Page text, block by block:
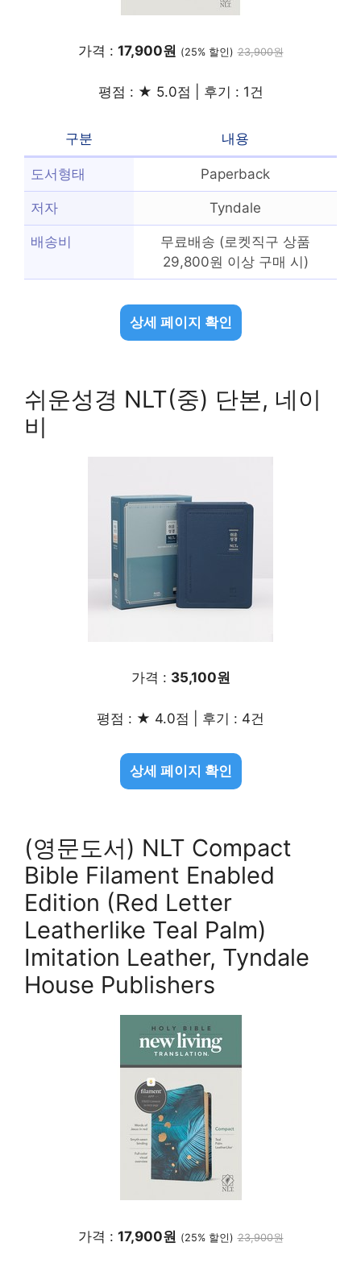
가격 : 17,900원 (25% 할인) 23,900원
평점 : ★ 5.0점 | 후기 : 1건
구분 내용
도서형태 Paperback
저자 Tyndale
배송비
무료배송 (로켓직구 상품
29,800원 이상 구매 시)
상세 페이지 확인
쉬운성경 NLT(중) 단본, 네이
비
가격 : 35,100원
평점 : ★ 4.0점 | 후기 : 4건
상세 페이지 확인
(영문도서) NLT Compact
Bible Filament Enabled
Edition (Red Letter
Leatherlike Teal Palm)
Imitation Leather, Tyndale
House Publishers
가격 : 17,900원 (25% 할인) 23,900원